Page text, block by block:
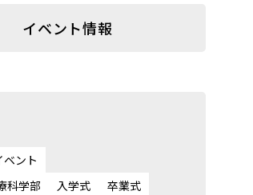
イベント情報
ント
科学部 入学式
卒業式